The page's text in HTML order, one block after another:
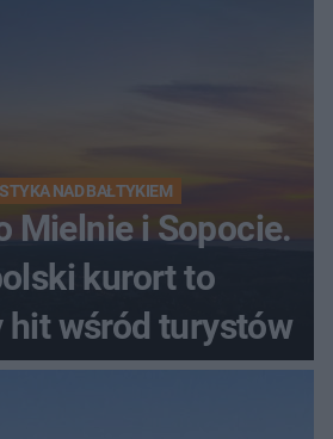
NAD BAŁTYKIEM
Mielnie i Sopocie.
kurort to
hit wśród turystów